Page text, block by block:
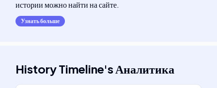
истории можно найти на сайте.
Узнать больше
History Timeline'sАналитика